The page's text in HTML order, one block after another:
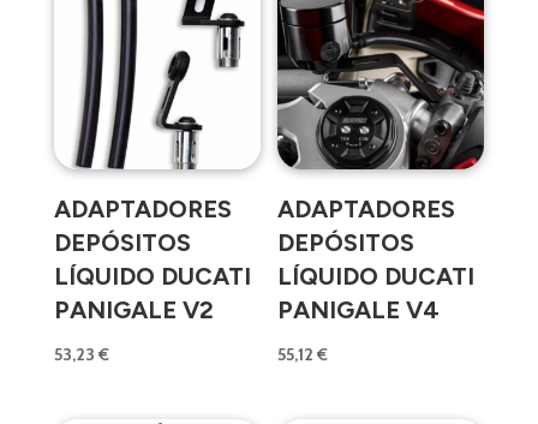
ADAPTADORES
DEPÓSITOS
LÍQUIDO DUCATI
PANIGALE V2
53,23 €
ADAPTADORES
DEPÓSITOS
LÍQUIDO DUCATI
PANIGALE V4
55,12€